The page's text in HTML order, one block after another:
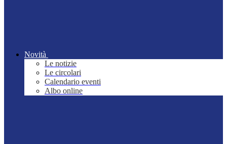
Novità
Le notizie
Le circolari
Calendario eventi
Albo online